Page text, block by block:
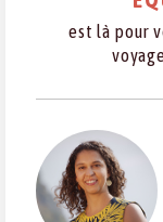
est là pour